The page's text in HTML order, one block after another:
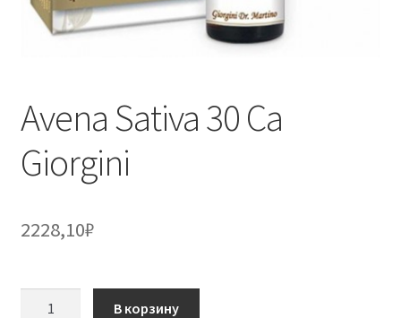
Avena Sativa 30 Ca
Giorgini
2228,10₽
В корзину